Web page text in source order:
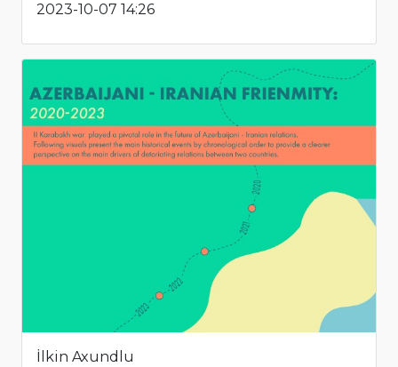
2023-10-07 14:26
İlkin Axundlu